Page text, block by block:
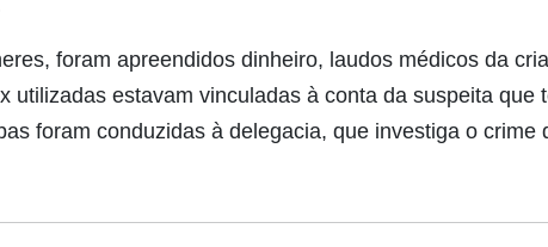
foram apreendidos dinheiro, laudos médicos da
utilizadas estavam vinculadas à conta da suspeita que
foram conduzidas à delegacia, que investiga o crime